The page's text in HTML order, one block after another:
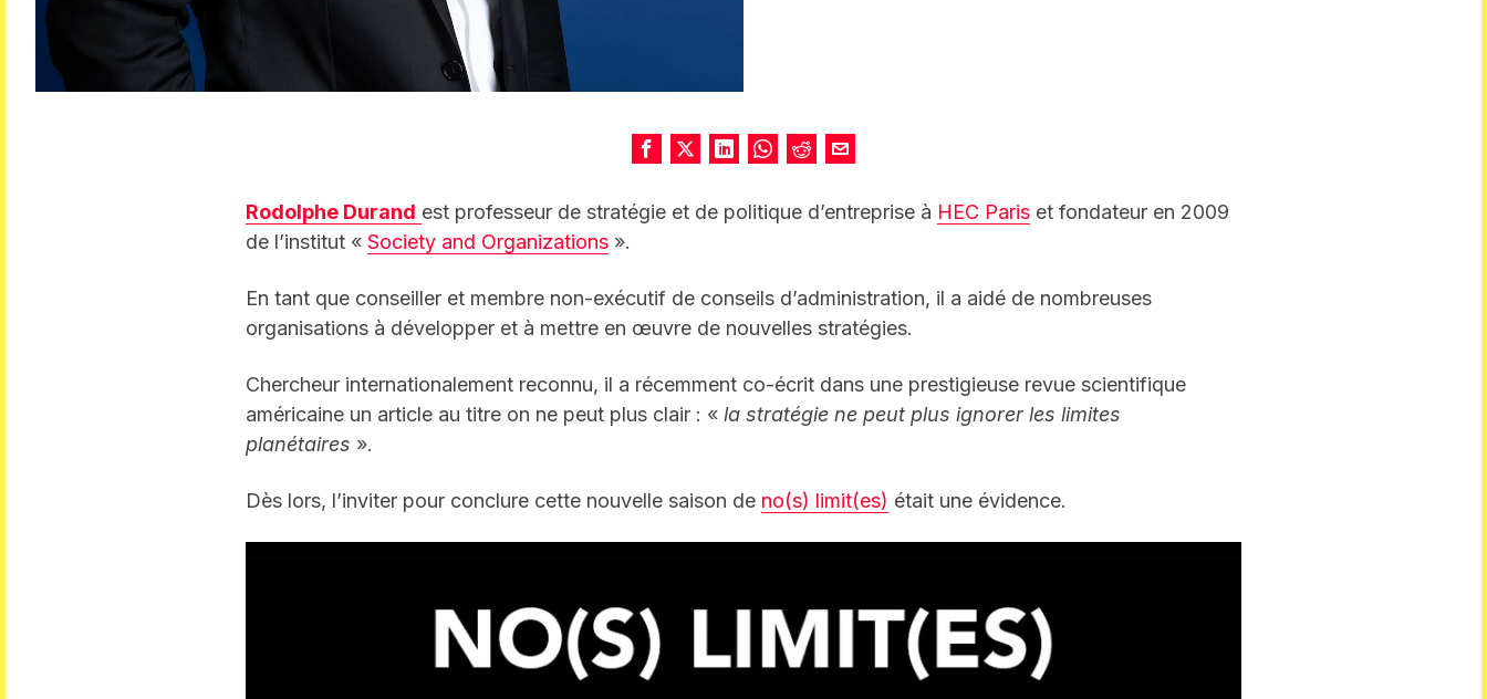
Rodolphe Durand est professeur de stratégie et de politique d’entreprise à HEC Paris et fondateur en 2009
de l’institut « Society and Organizations ».
En tant que conseiller et membre non-exécutif de conseils d’administration, il a aidé de nombreuses
organisations à développer et à mettre en œuvre de nouvelles stratégies.
Chercheur internationalement reconnu, il a récemment co-écrit dans une prestigieuse revue scientifique
américaine un article au titre on ne peut plus clair : « la stratégie ne peut plus ignorer les limites
planétaires ».
Dès lors, l’inviter pour conclure cette nouvelle saison de no(s) limit(es) était une évidence.